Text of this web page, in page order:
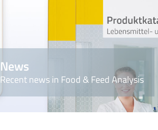
News
Recent news in Food & Feed Analysis